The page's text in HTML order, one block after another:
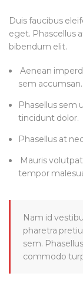
Duis faucibus
eget. Phascellus
bibendum elit.
Aenean
sem accumsan.
Phasellus sem
tincidunt dolor.
Phasellus at
Mauris
tempor
Nam id
pharetra
sem.
commodo